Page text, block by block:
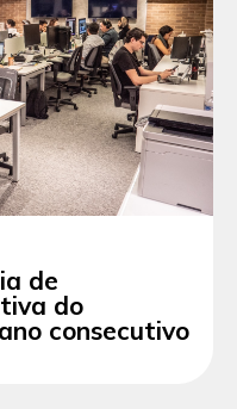
de
do
consecutivo